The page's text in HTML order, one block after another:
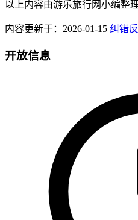
以上内容由游乐旅行网小编整
内容更新于：2026-01-15 纠错
开放信息